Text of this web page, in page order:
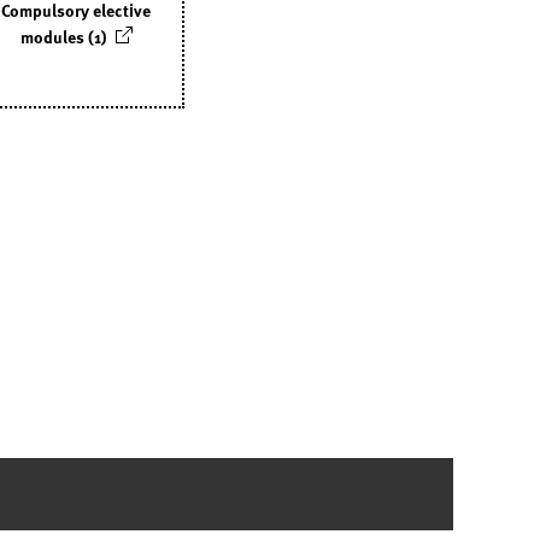
Compulsory elective
modules (1)